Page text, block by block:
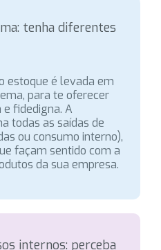
tenha diferentes
estoque é levada em
para te oferecer
fidedigna. A
todas as saídas de
ou consumo interno),
façam sentido com a
da sua empresa.
internos: perceba